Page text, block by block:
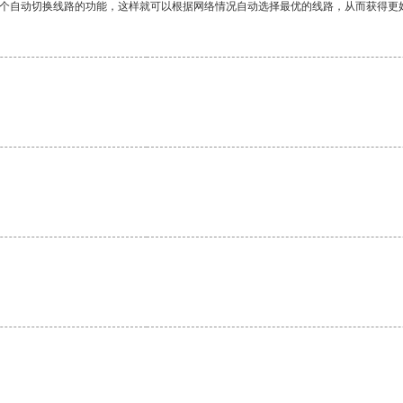
动切换线路的功能，这样就可以根据网络情况自动选择最优的线路，从而获得更